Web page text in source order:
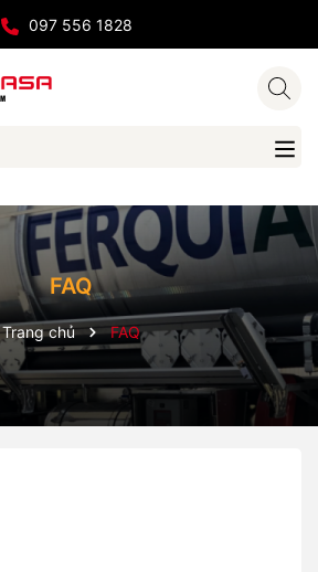
097 556 1828
FAQ
Trang chủ FAQ